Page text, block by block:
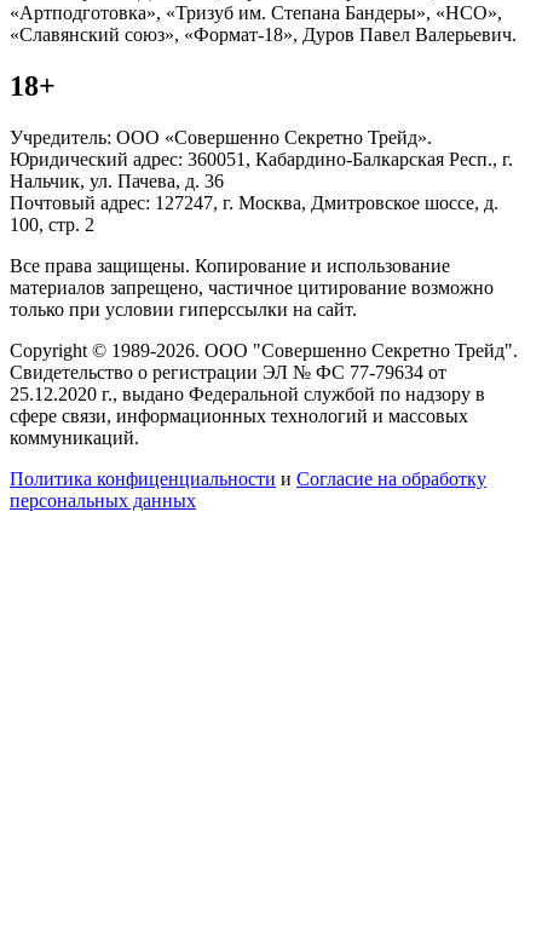
«Артподготовка», «Тризуб им. Степана Бандеры», «НСО»,
«Славянский союз», «Формат-18», Дуров Павел Валерьевич.
18+
Учредитель: ООО «Совершенно Секретно Трейд».
Юридический адрес: 360051, Кабардино-Балкарская Респ., г.
Нальчик, ул. Пачева, д. 36
Почтовый адрес: 127247, г. Москва, Дмитровское шоссе, д.
100, стр. 2
Все права защищены. Копирование и использование
материалов запрещено, частичное цитирование возможно
только при условии гиперссылки на сайт.
Copyright © 1989-2026. ООО "Совершенно Секретно Трейд".
Свидетельство о регистрации ЭЛ № ФС 77-79634 от
25.12.2020 г., выдано Федеральной службой по надзору в
сфере связи, информационных технологий и массовых
коммуникаций.
Политика конфиценциальности и Согласие на обработку
персональных данных